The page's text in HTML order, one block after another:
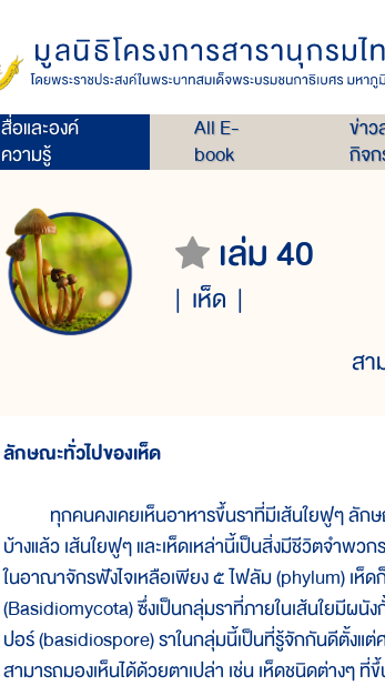
สื่อและองค์
ความรู้
All E-
book
ข่าว
กิจ
เล่ม 40
เห็ด
สา
ลักษณะทั่วไปของเห็ด
ทุกคนคงเคยเห็นอาหารขึ้นราที่มีเส้นใยฟูๆ ลักษ
บ้างแล้ว เส้นใยฟูๆ และเห็ดเหล่านี้เป็นสิ่งมีชีวิตจำพ
ในอาณาจักรฟังไจเหลือเพียง ๕ ไฟลัม (phylum) เห็
(Basidiomycota) ซึ่งเป็นกลุ่มราที่ภายในเส้นใยมีผนั
ปอร์ (basidiospore) ราในกลุ่มนี้เป็นที่รู้จักกันดีตั้งแ
สามารถมองเห็นได้ด้วยตาเปล่า เช่น เห็ดชนิดต่างๆ ที่